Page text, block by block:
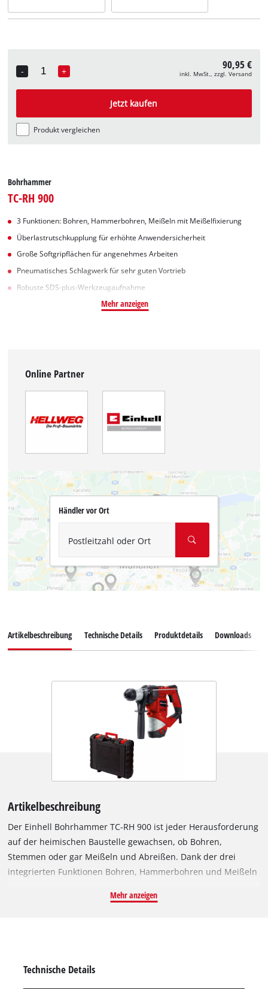
-
Quantity
+ 90,95 €
inkl. MwSt., zzgl. Versand
Jetzt kaufen
Produkt vergleichen
Bohrhammer
TC-RH 900
3 Funktionen: Bohren, Hammerbohren, Meißeln mit Meißelfixierung
Überlastrutschkupplung für erhöhte Anwendersicherheit
Große Softgripflächen für angenehmes Arbeiten
Pneumatisches Schlagwerk für sehr guten Vortrieb
Robuste SDS-plus-Werkzeugaufnahme
Mehr anzeigen
Online Partner
Händler vor Ort
Postleitzahl oder Ort
Artikelbeschreibung Technische Details Produktdetails Downloads
Artikelbeschreibung
Der Einhell Bohrhammer TC-RH 900 ist jeder Herausforderung
auf der heimischen Baustelle gewachsen, ob Bohren,
Stemmen oder gar Meißeln und Abreißen. Dank der drei
integrierten Funktionen Bohren, Hammerbohren und Meißeln
Leistung und einer Schlagzahl von bis zu 4.000 min^-1 in
guten Vortrieb sorgt das pneumatische Schlagwerk. Durch
eine praktische Verrippung lässt sich der Zusatzhandgriff
Mehr anzeigen
Technische Details